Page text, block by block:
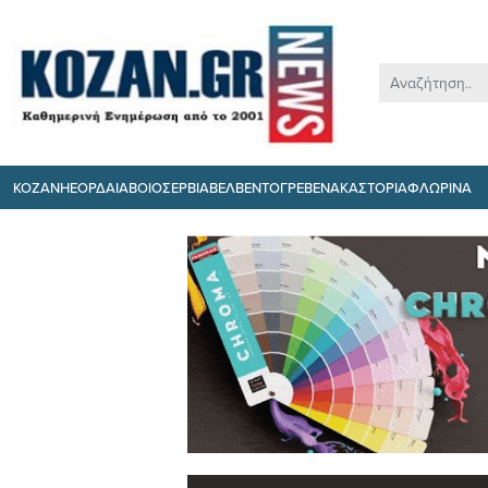
ΚΟΖΑΝΗΕΟΡΔΑΙΑΒΟΙΟΣΕΡΒΙΑΒΕΛΒΕΝΤΟΓΡΕΒΕΝΑΚΑΣΤΟΡΙΑΦΛΩΡΙΝΑ